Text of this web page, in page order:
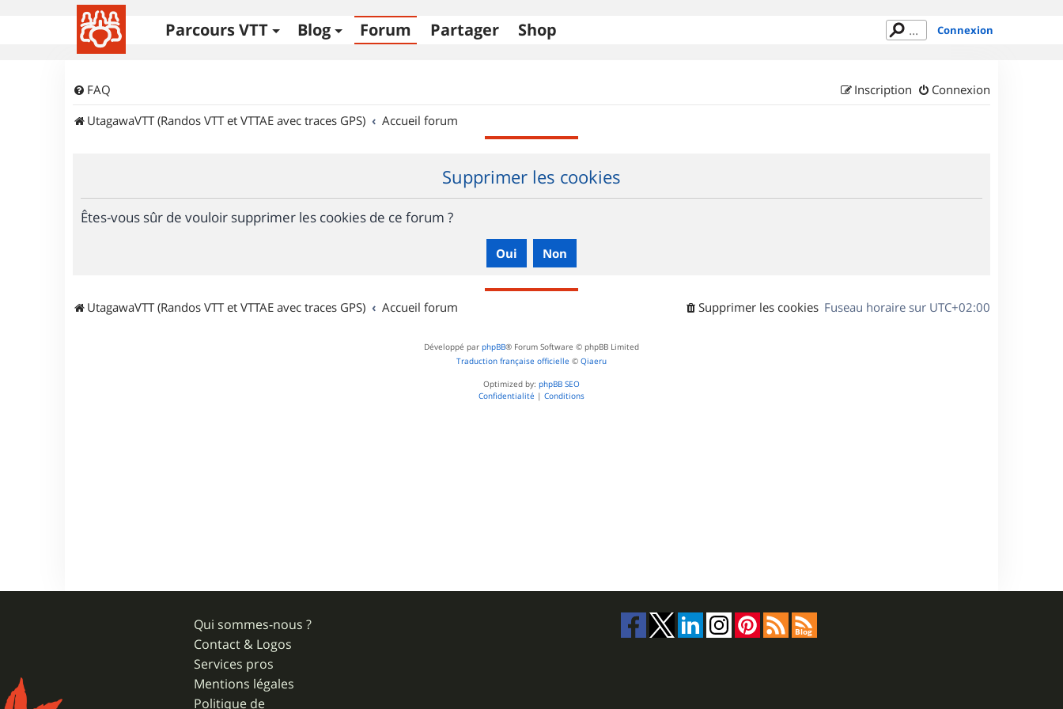
Parcours VTT Blog Forum Partager Shop Connexion
FAQ Connexion
Inscription
UtagawaVTT (Randos VTT et VTTAE avec traces GPS)
Accueil forum
Supprimer les cookies
Êtes-vous sûr de vouloir supprimer les cookies de ce forum ?
UtagawaVTT (Randos VTT et VTTAE avec traces GPS) Accueil forum Fuseau horaire sur UTC+02:00
Supprimer les cookies
Développé par phpBB® Forum Software © phpBB Limited
Traduction française officielle © Qiaeru
Optimized by: phpBB SEO
Confidentialité | Conditions
Qui sommes-nous ?
Contact & Logos
Services pros
Mentions légales
Politique de